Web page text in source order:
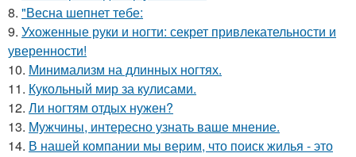
8. "Весна шепнет тебе:
9. Ухоженные руки и ногти: секрет привлекательности и
уверенности!
10. Минимализм на длинных ногтях.
11. Кукольный мир за кулисами.
12. Ли ногтям отдых нужен?
13. Мужчины, интересно узнать ваше мнение.
14. В нашей компании мы верим, что поиск жилья - это